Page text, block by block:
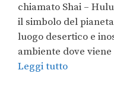
chiamato Shai –
il simbolo del
luogo desertico e
ambiente dove
Leggi tutto